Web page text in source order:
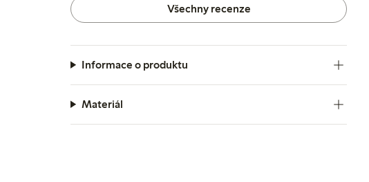
Všechny recenze
Informace o produktu
Materiál